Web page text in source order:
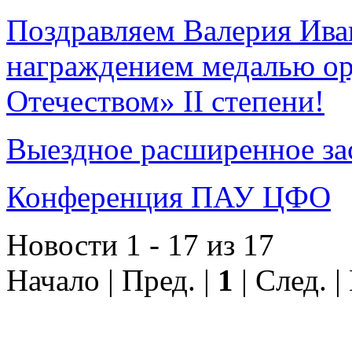
Поздравляем Валерия
награждением медалью
Отечеством» II степени!
Выездное расширенное
Конференция ПАУ ЦФО
Новости 1 - 17 из 17
Начало | Пред. | 1 | След.